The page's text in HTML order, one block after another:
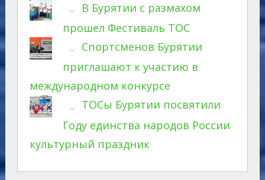
В Бурятии с размахом
прошел Фестиваль ТОС
Спортсменов Бурятии
приглашают к участию в
международном конкурсе
ТОСы Бурятии посвятили
Году единства народов России
культурный праздник